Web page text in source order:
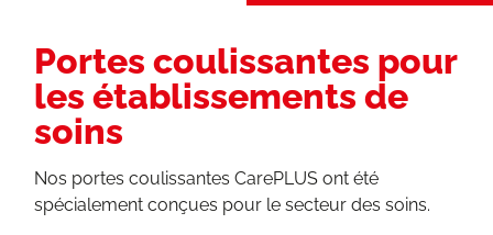
Portes coulissantes pour
les établissements de
soins
Nos portes coulissantes CarePLUS ont été
spécialement conçues pour le secteur des soins.